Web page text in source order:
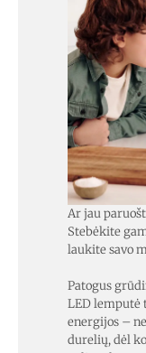
Ar jau
Stebėkite
laukite savo
Patogus
LED lemputė
energijos –
durelių, dėl